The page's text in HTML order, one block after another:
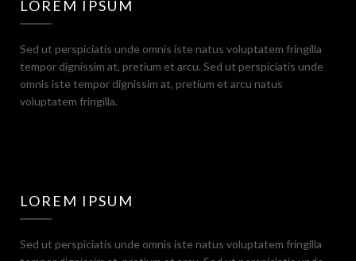
LOREM IPSUM
Sed ut perspiciatis unde omnis iste natus voluptatem fringilla
tempor dignissim at, pretium et arcu. Sed ut perspiciatis unde
omnis iste tempor dignissim at, pretium et arcu natus
voluptatem fringilla.
LOREM IPSUM
Sed ut perspiciatis unde omnis iste natus voluptatem fringilla